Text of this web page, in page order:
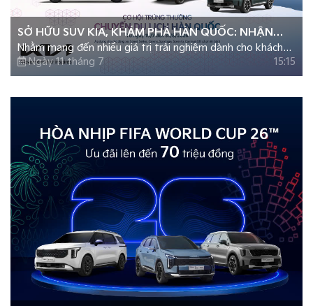
SỞ HỮU SUV KIA, KHÁM PHÁ HÀN QUỐC: NHẬN
VOUCHER DU LỊCH TỔNG TRỊ GIÁ LÊN ĐẾN 800
TRIỆU ĐỒNG
Nhằm mang đến nhiều giá trị trải nghiệm dành cho khách
hàng, từ ngày 15/7/2026, Kia Việt Nam triển khai chương
trình “Khám phá sắc màu Hàn Quốc cùng Kia” trên phạm vi
Ngày 11 tháng 7 15:15